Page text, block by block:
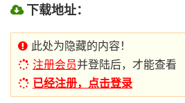
下载地址：
此处为隐藏的内容！
注册会员并登陆后，才能查看
已经注册，点击登录